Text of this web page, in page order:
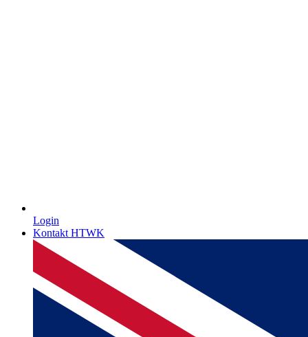
Login
Kontakt HTWK